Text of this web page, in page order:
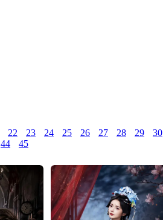
22 23 24 25 26 27 28 29
30
44 45